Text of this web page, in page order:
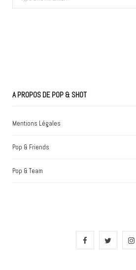
for:
A PROPOS DE POP & SHOT
Mentions Légales
Pop & Friends
Pop & Team
F
I